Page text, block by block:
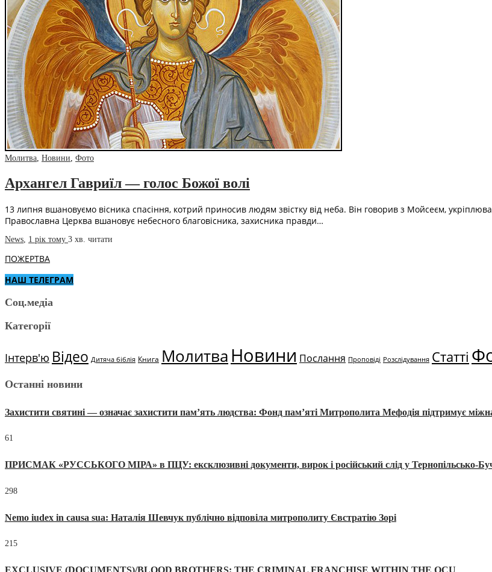
Молитва, Новини, Фото
Архангел Гавриїл — голос Божої волі
13 липня вшановуємо вісника спасіння, котрий приносив людям звістку від неба. Він говорив з Мойсеєм,
Православна Церква вшановує небесного благовісника, захисника правди…
News 1 рік тому 3 хв. читати
ПОЖЕРТВА
НАШ ТЕЛЕГРАМ
Соц.медіа
Категорії
Інтерв'ю Відео Дитяча біблія Книга МолитваНовини Послання Проповіді Розслідування Статті
Останні новини
Захистити святині — означає захистити пам’ять людства: Фонд пам’яті Митрополита Мефодія підтримує
61
ПРИСМАК «РУССЬКОГО МІРА» в ПЦУ: ексклюзивні документи, вирок і російський слід у Тернопільсько-
298
Nemo iudex in causa sua: Наталія Шевчук публічно відповіла митрополиту Євстратію Зорі
215
EXCLUSIVE (DOCUMENTS)/BLOOD BROTHERS: THE CRIMINAL FRANCHISE WITHIN THE OCU